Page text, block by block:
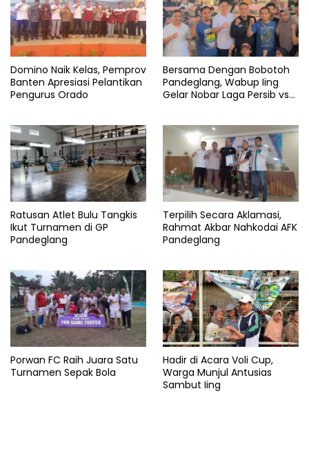
Aff
Berita
Bola
Cup
Final
Gajah
Garuda
Indonesia
Juara
Putih
Singapura
Stadion
Suzuki
Domino Naik Kelas, Pemprov
Banten Apresiasi Pelantikan
Pengurus Orado
Bersama Dengan Bobotoh
Pandeglang, Wabup Iing
Gelar Nobar Laga Persib vs
Ratusan Atlet Bulu Tangkis
Ikut Turnamen di GP
Pandeglang
Terpilih Secara Aklamasi,
Rahmat Akbar Nahkodai AFK
Pandeglang
Porwan FC Raih Juara Satu
Turnamen Sepak Bola
Hadir di Acara Voli Cup,
Warga Munjul Antusias
Sambut Iing